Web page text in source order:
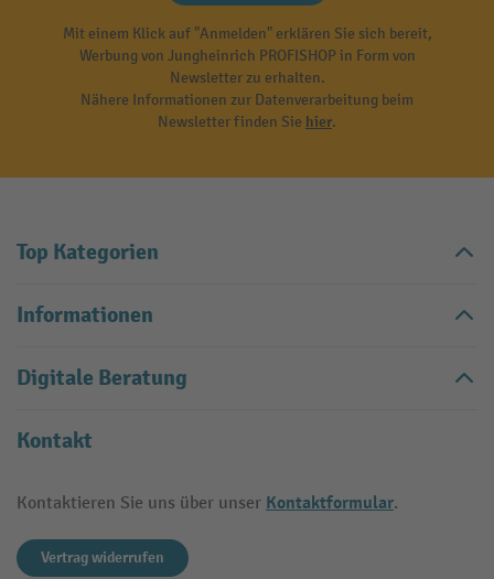
Mit einem Klick auf "Anmelden" erklären Sie sich bereit,
Werbung von Jungheinrich PROFISHOP in Form von
Newsletter zu erhalten.
Nähere Informationen zur Datenverarbeitung beim
Newsletter finden Sie hier.
Top Kategorien
Informationen
Digitale Beratung
Kontakt
Kontaktieren Sie uns über unser Kontaktformular.
Vertrag widerrufen